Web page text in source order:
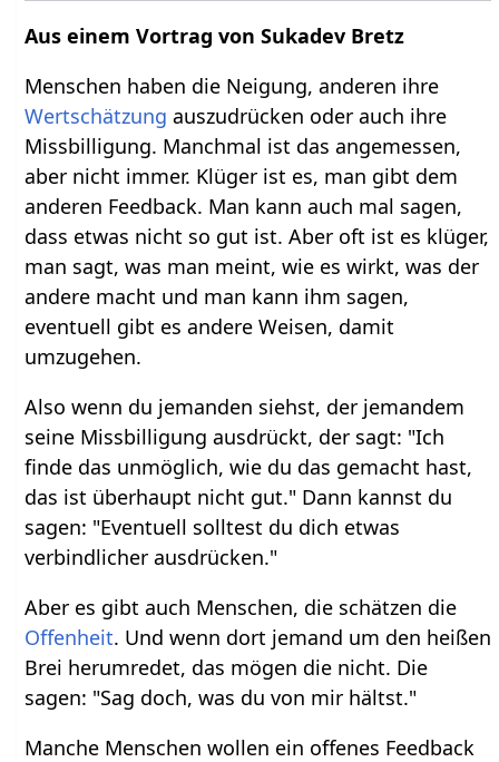
Aus einem Vortrag von Sukadev Bretz
Menschen haben die Neigung, anderen ihre
Wertschätzung auszudrücken oder auch ihre
Missbilligung. Manchmal ist das angemessen,
aber nicht immer. Klüger ist es, man gibt dem
anderen Feedback. Man kann auch mal sagen,
dass etwas nicht so gut ist. Aber oft ist es klüger,
man sagt, was man meint, wie es wirkt, was der
andere macht und man kann ihm sagen,
eventuell gibt es andere Weisen, damit
umzugehen.
Also wenn du jemanden siehst, der jemandem
seine Missbilligung ausdrückt, der sagt: "Ich
finde das unmöglich, wie du das gemacht hast,
das ist überhaupt nicht gut." Dann kannst du
sagen: "Eventuell solltest du dich etwas
verbindlicher ausdrücken."
Aber es gibt auch Menschen, die schätzen die
Offenheit. Und wenn dort jemand um den heißen
Brei herumredet, das mögen die nicht. Die
sagen: "Sag doch, was du von mir hältst."
Manche Menschen wollen ein offenes Feedback